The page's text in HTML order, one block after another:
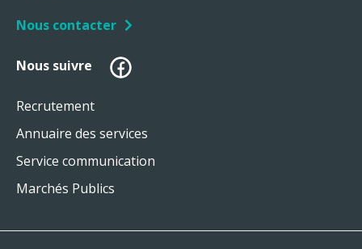
Nous contacter
Nous suivre
Recrutement
Annuaire des services
Service communication
Marchés Publics